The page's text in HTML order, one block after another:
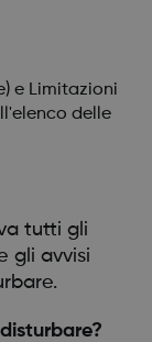
e Limitazioni
delle
tutti gli
gli avvisi